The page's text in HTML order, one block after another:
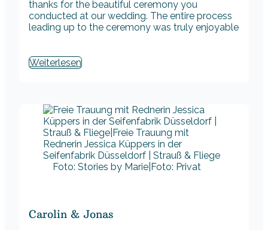
thanks for the beautiful ceremony you
conducted at our wedding. The entire process
leading up to the ceremony was truly enjoyable
Weiterlesen
Foto: Stories by Marie|Foto: Privat
Carolin & Jonas